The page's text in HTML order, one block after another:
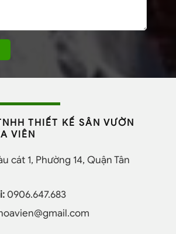
THIẾT KẾ SÂN VƯỜN
VIÊN
cát 1, Phường 14, Quận Tân
0906.647.683